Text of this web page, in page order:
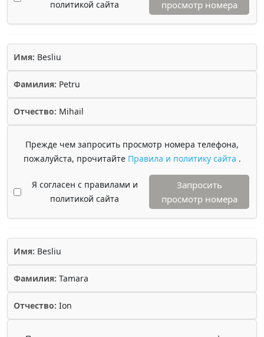
политикой сайта
просмотр номера
Имя: Besliu
Фамилия: Petru
Отчество: Mihail
Прежде чем запросить просмотр номера телефона,
пожалуйста, прочитайте Правила и политику сайта .
Я согласен с правилами и
политикой сайта
Запросить
просмотр номера
Имя: Besliu
Фамилия: Tamara
Отчество: Ion